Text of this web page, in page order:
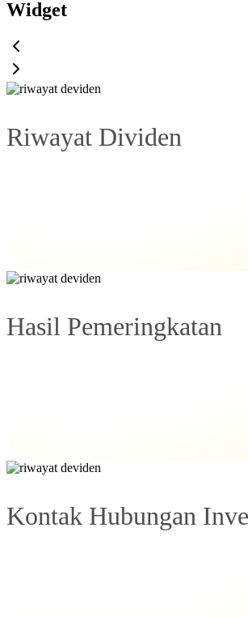
Widget
Riwayat Dividen
Hasil Pemeringkatan
Kontak Hubungan